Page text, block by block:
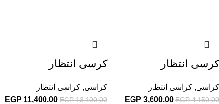
كرسى انتظار
كراسى, كراسى انتظار
EGP4,150.00
EGP 3,600.00
كرسى انتظار
كراسى, كراسى انتظار
EGP13,100.00
EGP 11,400.00